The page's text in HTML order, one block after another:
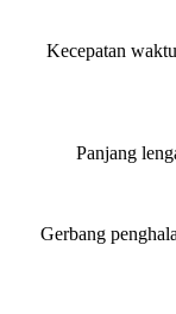
Kecepatan
Panjang
Gerbang